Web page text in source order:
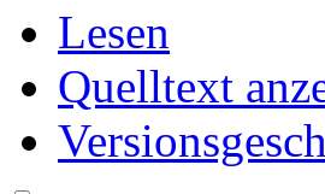
Lesen
Quelltext